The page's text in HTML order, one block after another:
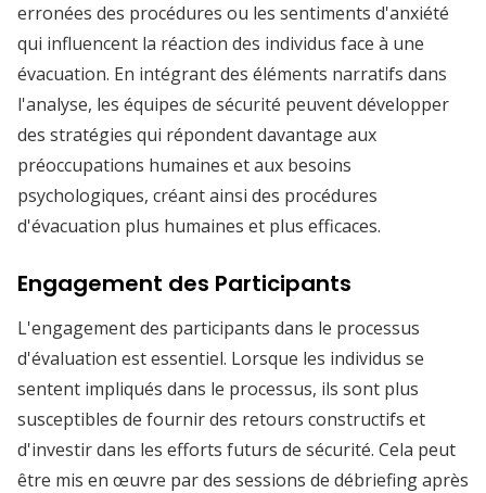
erronées des procédures ou les sentiments d'anxiété
qui influencent la réaction des individus face à une
évacuation. En intégrant des éléments narratifs dans
l'analyse, les équipes de sécurité peuvent développer
des stratégies qui répondent davantage aux
préoccupations humaines et aux besoins
psychologiques, créant ainsi des procédures
d'évacuation plus humaines et plus efficaces.
Engagement des Participants
L'engagement des participants dans le processus
d'évaluation est essentiel. Lorsque les individus se
sentent impliqués dans le processus, ils sont plus
susceptibles de fournir des retours constructifs et
d'investir dans les efforts futurs de sécurité. Cela peut
être mis en œuvre par des sessions de débriefing après